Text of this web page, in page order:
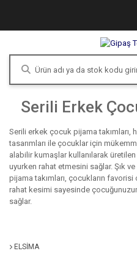
Serili Erkek
Serili erkek çocuk pijama takımları,
tasarımları ile çocuklar için
alabilir kumaşlar kullanılarak
uyurken rahat etmesini sağlar. Şık
pijama takımları, çocukların
rahat kesimi sayesinde
sağlar.
ELSİMA